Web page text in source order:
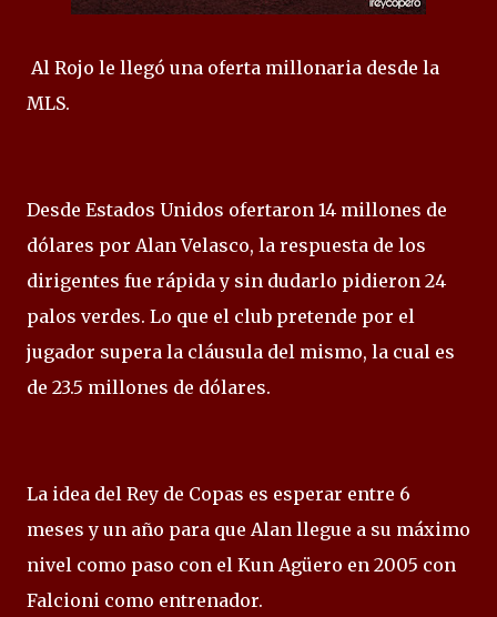
Al Rojo le llegó una oferta millonaria desde la
MLS.
Desde Estados Unidos ofertaron 14 millones de
dólares por Alan Velasco, la respuesta de los
dirigentes fue rápida y sin dudarlo pidieron 24
palos verdes. Lo que el club pretende por el
jugador supera la cláusula del mismo, la cual es
de 23.5 millones de dólares.
La idea del Rey de Copas es esperar entre 6
meses y un año para que Alan llegue a su máximo
nivel como paso con el Kun Agüero en 2005 con
Falcioni como entrenador.